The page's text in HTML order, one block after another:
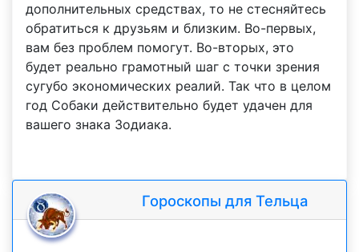
дополнительных средствах, то не стесняйтесь
обратиться к друзьям и близким. Во-первых,
вам без проблем помогут. Во-вторых, это
будет реально грамотный шаг с точки зрения
сугубо экономических реалий. Так что в целом
год Собаки действительно будет удачен для
вашего знака Зодиака.
Гороскопы для Тельца